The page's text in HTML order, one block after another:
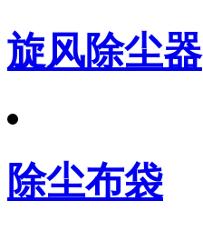
旋风除尘器
除尘布袋